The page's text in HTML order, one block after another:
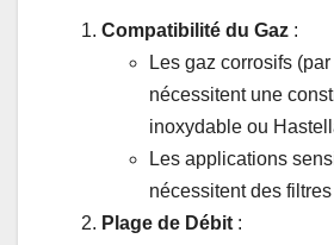
Compatibilité du Gaz :
Les gaz corrosifs
nécessitent une
inoxydable ou
Les applications
nécessitent des
Plage de Débit :